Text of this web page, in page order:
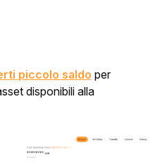
piccolo saldo per
disponibili alla